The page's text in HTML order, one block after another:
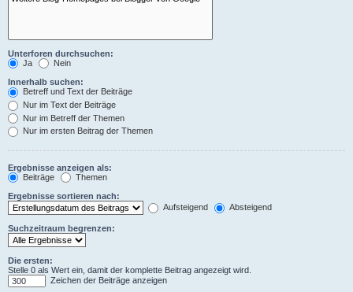
Unterforen durchsuchen:
Ja
Nein
Innerhalb suchen:
Betreff und Text der Beiträge
Nur im Text der Beiträge
Nur im Betreff der Themen
Nur im ersten Beitrag der Themen
Ergebnisse anzeigen als:
Beiträge
Themen
Ergebnisse sortieren nach:
Aufsteigend
Absteigend
Suchzeitraum begrenzen:
Die ersten:
Stelle 0 als Wert ein, damit der komplette Beitrag angezeigt wird.
Zeichen der Beiträge anzeigen